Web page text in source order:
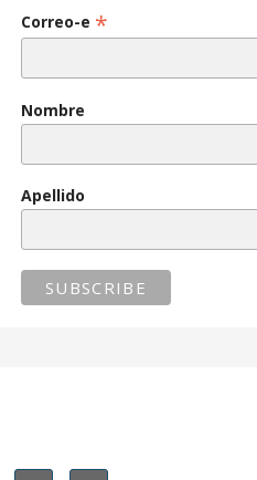
Correo-e *
Nombre
Apellido